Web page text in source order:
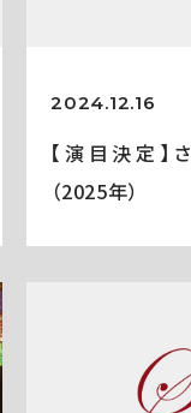
2024.12.16
【演目決定
（2025年）